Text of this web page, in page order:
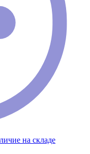
на складе